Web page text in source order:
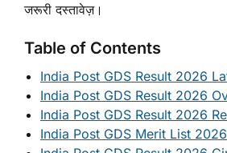
जरूरी दस्तावेज़।
Table of Contents
India Post GDS Result 2026
India Post GDS Result 2026
India Post GDS Result 2026
India Post GDS Merit List 2026